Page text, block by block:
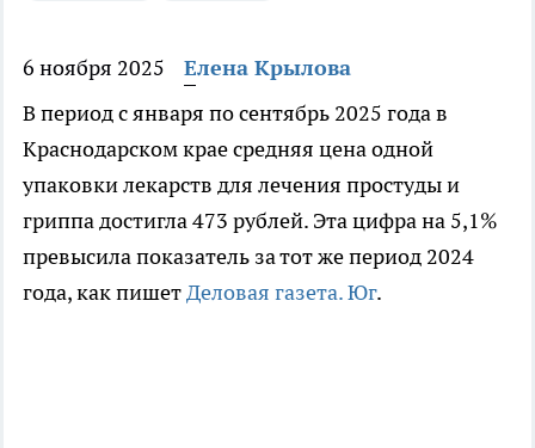
6 ноября 2025
Елена Крылова
В период с января по сентябрь 2025 года в
Краснодарском крае средняя цена одной
упаковки лекарств для лечения простуды и
гриппа достигла 473 рублей. Эта цифра на 5,1%
превысила показатель за тот же период 2024
года, как пишетДеловая газета. Юг.